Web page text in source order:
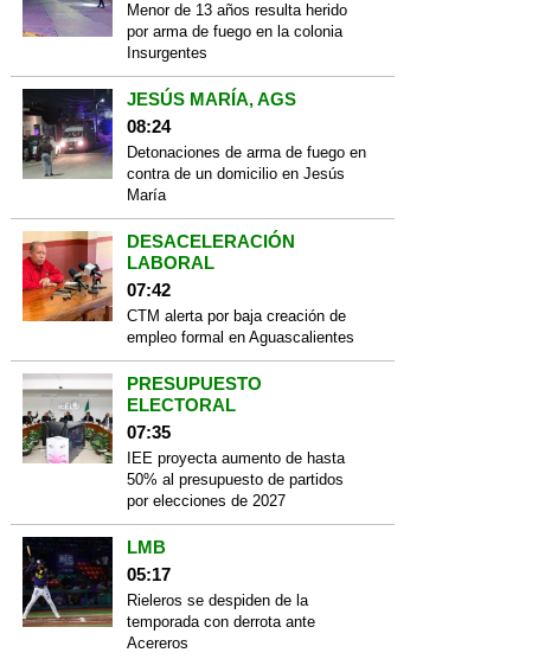
Menor de 13 años resulta herido
por arma de fuego en la colonia
Insurgentes
JESÚS MARÍA, AGS
08:24
Detonaciones de arma de fuego en
contra de un domicilio en Jesús
María
DESACELERACIÓN
LABORAL
07:42
CTM alerta por baja creación de
empleo formal en Aguascalientes
PRESUPUESTO
ELECTORAL
07:35
IEE proyecta aumento de hasta
50% al presupuesto de partidos
por elecciones de 2027
LMB
05:17
Rieleros se despiden de la
temporada con derrota ante
Acereros